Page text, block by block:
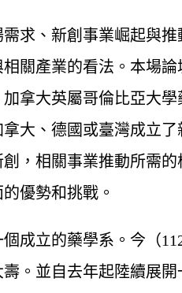
求、新創事業崛起與
關產業的看法。本場
拿大英屬哥倫比亞大
大、德國或臺灣成立
，相關事業推動所需
優勢和挑戰。
成立的藥學系。今（
。並自去年起陸續展